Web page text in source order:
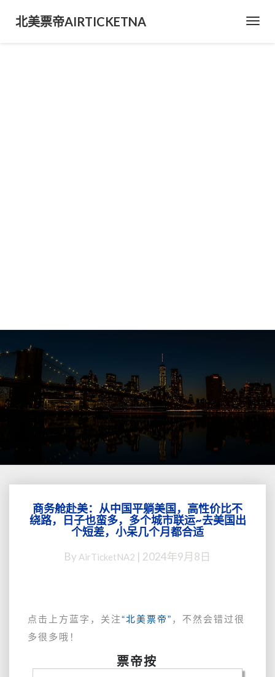
北美票帝AIRTICKETNA
商
务
舱
赴
美：
平
国，
高
商务舱赴美：从中国平躺美国，高性价比不
绕路，日子也蛮多，多个城市联运~去美国出
个短差，小呆几个月都合适
By AirTicketNA2 2024年9月8日
点击上方蓝字，关注“北美票帝”，不然会错过很
多很多哦！
票帝按